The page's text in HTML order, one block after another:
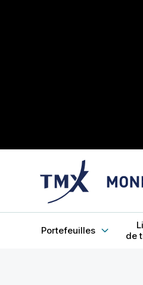
Portefeuilles
de